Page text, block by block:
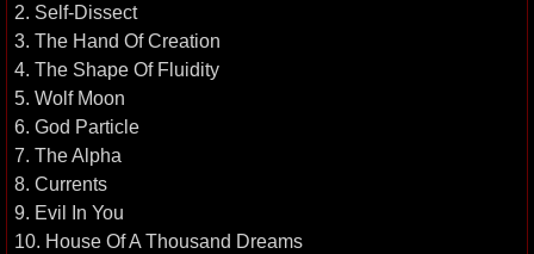
2. Self-Dissect
3. The Hand Of Creation
4. The Shape Of Fluidity
5. Wolf Moon
6. God Particle
7. The Alpha
8. Currents
9. Evil In You
10. House Of A Thousand Dreams